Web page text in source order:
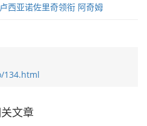
西亚诺佐里奇领衔 阿奇姆
134.html
文章